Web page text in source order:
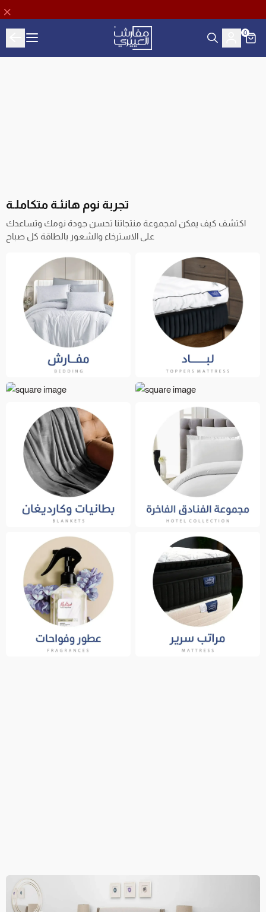
Aloyayri Bedding
0
تجربة نوم هانئـة متكاملـة
اكتشف كيف يمكن لمجموعة منتجاتنا تحسن جودة نومك وتساعدك
على الاسترخاء والشعور بالطاقة كل صباح